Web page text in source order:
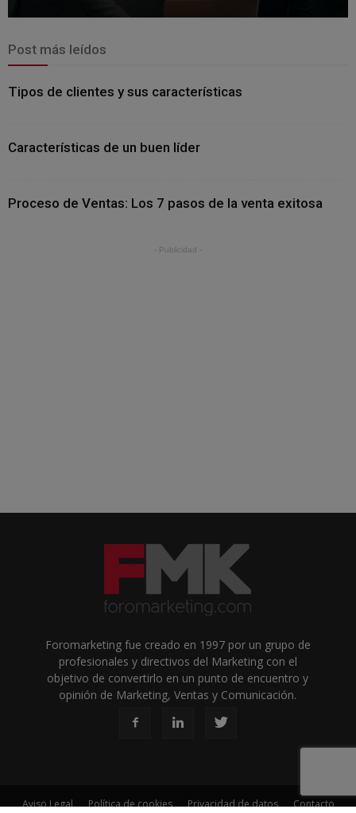
Post más leídos
Tipos de clientes y sus características
Características de un buen líder
Proceso de Ventas: Los 7 pasos de la venta exitosa
- Publicidad -
Foromarketing fue creado en 1997 por un grupo de
profesionales y directivos del Marketing con el
objetivo de convertirlo en un punto de encuentro y
opinión de Marketing, Ventas y Comunicación.
Aviso Legal Política de cookies Privacidad de datos Contacto